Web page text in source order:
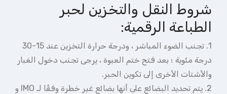
شروط النقل والتخزين لحبر
الطباعة الرقمية:
1. تجنب الضوء المباشر ، ودرجة حرارة التخزين عند 15-30
درجة مئوية ؛ بعد فتح ختم العبوة ، يرجى تجنب دخول الغبار
والأشتات الأخرى إلى تكوين الحبر.
2. يتم تحديد البضائع على أنها بضائع غير خطرة وفقًا لـ IMO و